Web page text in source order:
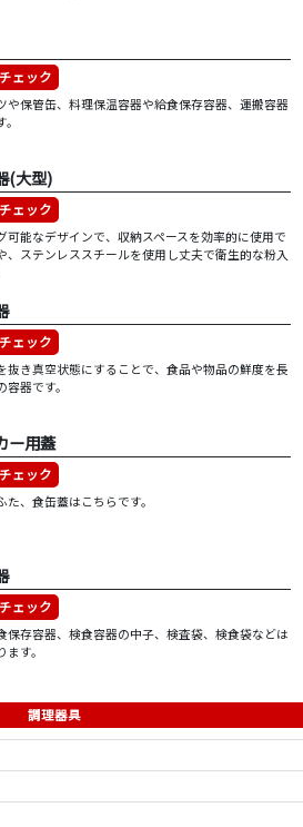
ェック
や保管缶、料理保温容器や給食保存容器、運搬容器
(大型)
ェック
可能なデザインで、収納スペースを効率的に使用で
、ステンレススチールを使用し丈夫で衛生的な粉入
ェック
抜き真空状態にすることで、食品や物品の鮮度を長
容器です。
ー用蓋
ェック
た、食缶蓋はこちらです。
ェック
保存容器、検食容器の中子、検査袋、検食袋などは
す。
調理器具